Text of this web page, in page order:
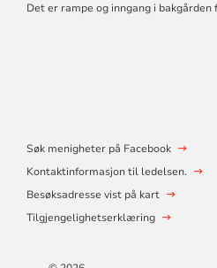
Det er rampe og inngang i bakgården
Søk menigheter på Facebook
Kontaktinformasjon til ledelsen.
Besøksadresse vist på kart
Tilgjengelighetserklæring